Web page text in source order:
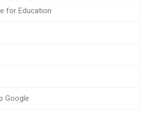
for Education
Google